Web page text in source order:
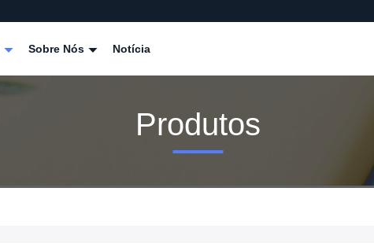
Sobre Nós Notícia
Produtos